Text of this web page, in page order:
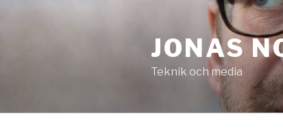
JONAS
Teknik och media